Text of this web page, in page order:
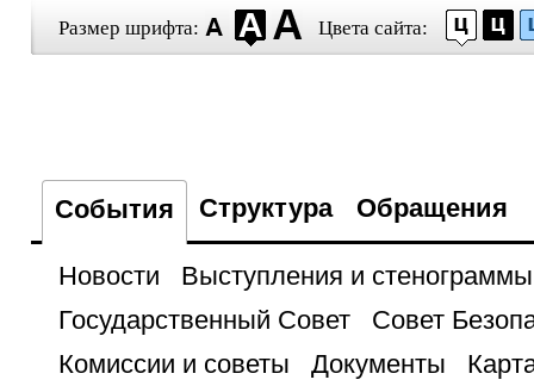
Размер шрифта: Цвета сайта:
События Структура Обращения
Новости
Выступления и стенограммы
Государственный Совет
Совет
Комиссии и советы
Документы